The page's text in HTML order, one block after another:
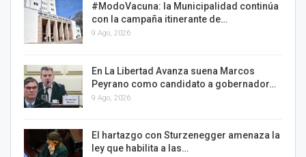
#ModoVacuna: la Municipalidad continúa
con la campaña itinerante de…
9 Ago, 2026
En La Libertad Avanza suena Marcos
Peyrano como candidato a gobernador…
9 Ago, 2026
El hartazgo con Sturzenegger amenaza la
ley que habilita a las…